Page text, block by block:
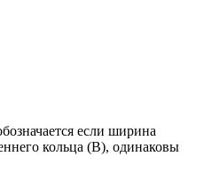
если ширина
кольца (B), одинаковы